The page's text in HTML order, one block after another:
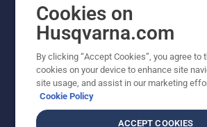
toga. Ovdje se registrirajte za naš
Cookies on
Husqvarna.com
By clicking “Accept Cookies”, you agree to
cookies on your device to enhance site
site usage, and assist in our marketing
Cookie Policy
ACCEPT COOKIES